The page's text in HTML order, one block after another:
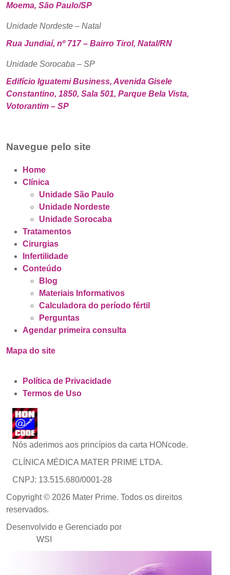
Moema, São Paulo/SP
Unidade Nordeste – Natal
Rua Jundiaí, nº 717 – Bairro Tirol, Natal/RN
Unidade Sorocaba – SP
Edifício Iguatemi Business, Avenida Gisele
Constantino, 1850, Sala 501, Parque Bela Vista,
Votorantim – SP
Navegue pelo site
Home
Clínica
Unidade São Paulo
Unidade Nordeste
Unidade Sorocaba
Tratamentos
Cirurgias
Infertilidade
Conteúdo
Blog
Materiais Informativos
Calculadora do período fértil
Perguntas
Agendar primeira consulta
Mapa do site
Política de Privacidade
Termos de Uso
Nós aderimos aos princípios da carta HONcode.
CLÍNICA MÉDICA MATER PRIME LTDA.
CNPJ: 13.515.680/0001-28
Copyright © 2026 Mater Prime. Todos os direitos
reservados.
Desenvolvido e Gerenciado por
WSI